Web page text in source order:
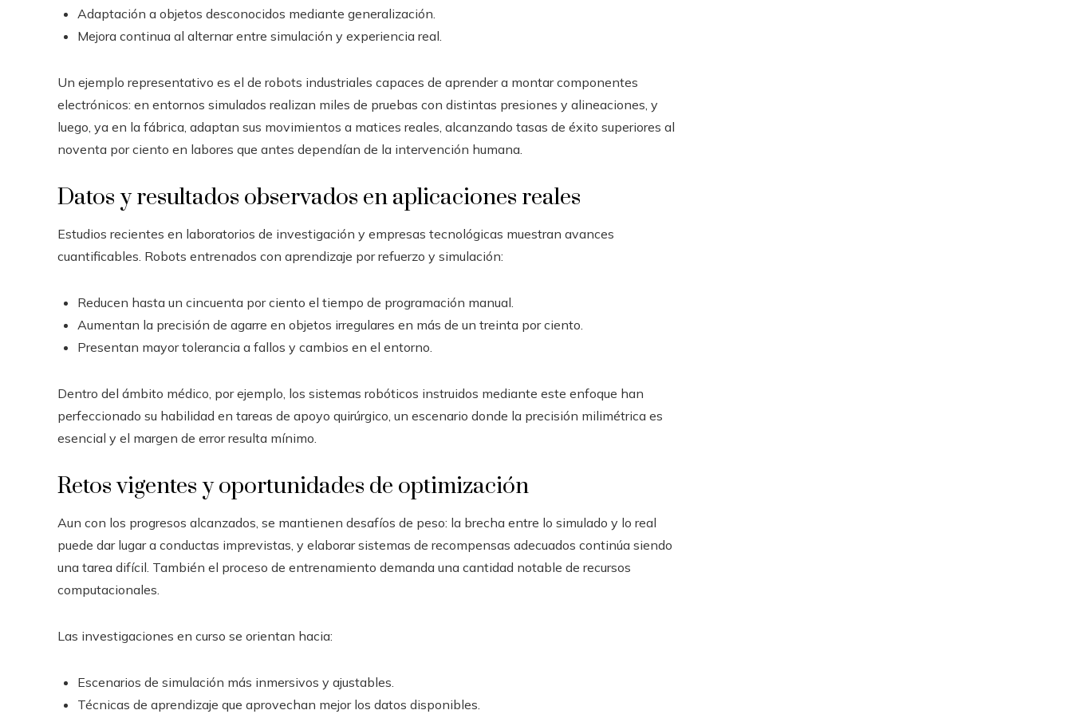
Adaptación a objetos desconocidos mediante generalización.
Mejora continua al alternar entre simulación y experiencia real.
Un ejemplo representativo es el de robots industriales capaces de aprender a montar componentes
electrónicos: en entornos simulados realizan miles de pruebas con distintas presiones y alineaciones, y
luego, ya en la fábrica, adaptan sus movimientos a matices reales, alcanzando tasas de éxito superiores al
noventa por ciento en labores que antes dependían de la intervención humana.
Datos y resultados observados en aplicaciones reales
Estudios recientes en laboratorios de investigación y empresas tecnológicas muestran avances
cuantificables. Robots entrenados con aprendizaje por refuerzo y simulación:
Reducen hasta un cincuenta por ciento el tiempo de programación manual.
Aumentan la precisión de agarre en objetos irregulares en más de un treinta por ciento.
Presentan mayor tolerancia a fallos y cambios en el entorno.
Dentro del ámbito médico, por ejemplo, los sistemas robóticos instruidos mediante este enfoque han
perfeccionado su habilidad en tareas de apoyo quirúrgico, un escenario donde la precisión milimétrica es
esencial y el margen de error resulta mínimo.
Retos vigentes y oportunidades de optimización
Aun con los progresos alcanzados, se mantienen desafíos de peso: la brecha entre lo simulado y lo real
puede dar lugar a conductas imprevistas, y elaborar sistemas de recompensas adecuados continúa siendo
una tarea difícil. También el proceso de entrenamiento demanda una cantidad notable de recursos
computacionales.
Las investigaciones en curso se orientan hacia:
Escenarios de simulación más inmersivos y ajustables.
Técnicas de aprendizaje que aprovechan mejor los datos disponibles.